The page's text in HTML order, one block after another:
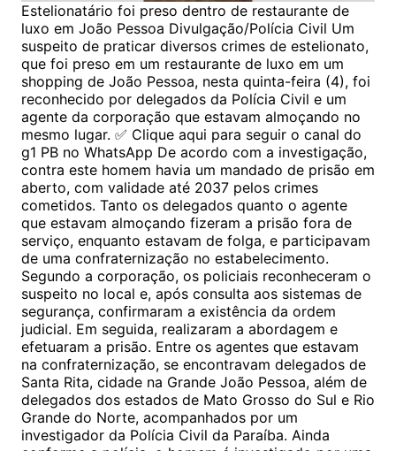
Estelionatário foi preso dentro de restaurante de
luxo em João Pessoa Divulgação/Polícia Civil Um
suspeito de praticar diversos crimes de estelionato,
que foi preso em um restaurante de luxo em um
shopping de João Pessoa, nesta quinta-feira (4), foi
reconhecido por delegados da Polícia Civil e um
agente da corporação que estavam almoçando no
mesmo lugar. ✅ Clique aqui para seguir o canal do
g1 PB no WhatsApp De acordo com a investigação,
contra este homem havia um mandado de prisão em
aberto, com validade até 2037 pelos crimes
cometidos. Tanto os delegados quanto o agente
que estavam almoçando fizeram a prisão fora de
serviço, enquanto estavam de folga, e participavam
de uma confraternização no estabelecimento.
Segundo a corporação, os policiais reconheceram o
suspeito no local e, após consulta aos sistemas de
segurança, confirmaram a existência da ordem
judicial. Em seguida, realizaram a abordagem e
efetuaram a prisão. Entre os agentes que estavam
na confraternização, se encontravam delegados de
Santa Rita, cidade na Grande João Pessoa, além de
delegados dos estados de Mato Grosso do Sul e Rio
Grande do Norte, acompanhados por um
investigador da Polícia Civil da Paraíba. Ainda